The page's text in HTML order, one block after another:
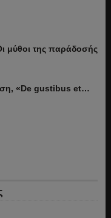
μύθοι της παράδοσής
«De gustibus et…